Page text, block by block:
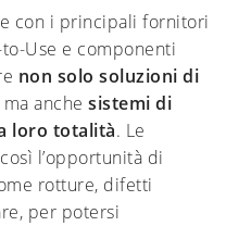
con i principali fornitori
Use e componenti
non solo soluzioni di
ma anche sistemi di
loro totalità. Le
l’opportunità di
rotture, difetti
per potersi